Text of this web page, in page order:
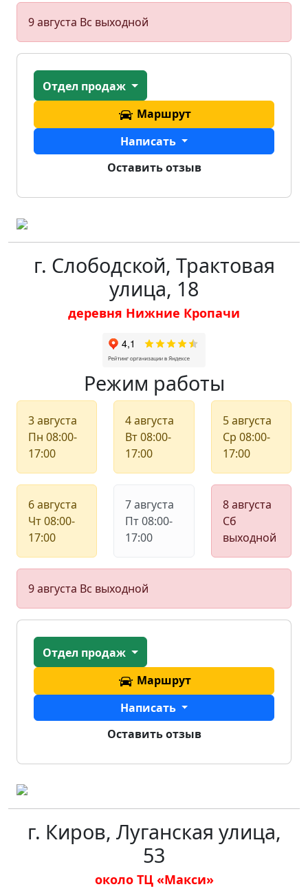
9 августа Вс выходной
Отдел продаж
Маршрут
Написать
Оставить отзыв
г. Слободской, Трактовая
улица, 18
деревня Нижние Кропачи
Режим работы
3 августа
Пн 08:00-
17:00
4 августа
Вт08:00-
17:00
5 августа
Ср 08:00-
17:00
6 августа
Чт08:00-
17:00
7 августа
Пт08:00-
17:00
8 августа
Сб
выходной
9 августа Вс выходной
Отдел продаж
Маршрут
Написать
Оставить отзыв
г. Киров, Луганская улица,
53
около ТЦ «Макси»